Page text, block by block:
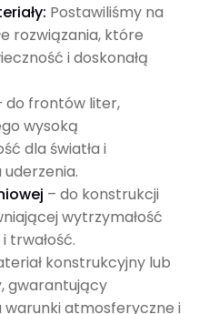
Postawiliśmy na
rozwiązania, które
i doskonałą
do frontów liter,
wysoką
dla światła i
– do konstrukcji
wytrzymałość
trwałość.
konstrukcyjny lub
gwarantujący
atmosferyczne i